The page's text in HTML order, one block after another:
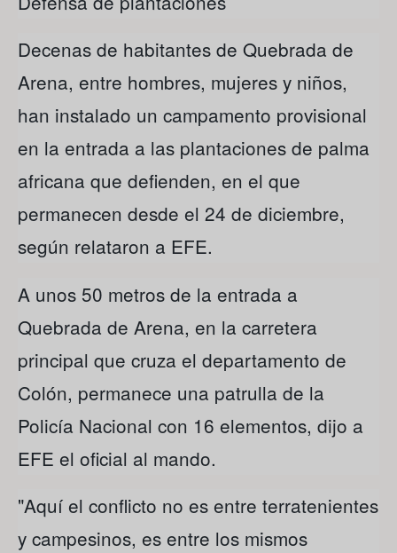
Decenas de habitantes de Quebrada de
Arena, entre hombres, mujeres y niños,
han instalado un campamento provisional
en la entrada a las plantaciones de palma
africana que defienden, en el que
permanecen desde el 24 de diciembre,
según relataron a EFE.
A unos 50 metros de la entrada a
Quebrada de Arena, en la carretera
principal que cruza el departamento de
Colón, permanece una patrulla de la
Policía Nacional con 16 elementos, dijo a
EFE el oficial al mando.
"Aquí el conflicto no es entre terratenientes
y campesinos, es entre los mismos